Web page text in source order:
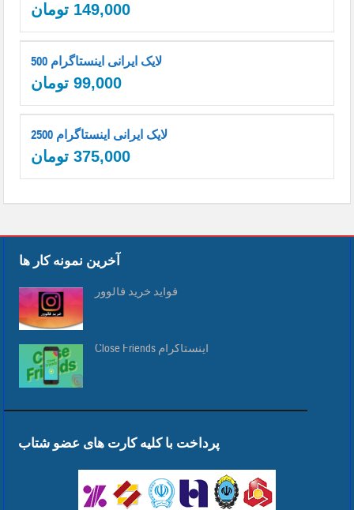
149,000 تومان
500 لایک ایرانی اینستاگرام
99,000 تومان
2500 لایک ایرانی اینستاگرام
375,000 تومان
آخرین نمونه کار ها
فواید خرید فالوور
Close Friends اینستاگرام
پرداخت با کلیه کارت های عضو شتاب